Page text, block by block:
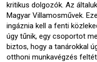
kritikus dolgozók. Az
Magyar Villamosművek.
ingáznia kell a fenti
úgy tűnik, egy csoportot
biztos, hogy a tanárokkal
otthoni munkavégzés